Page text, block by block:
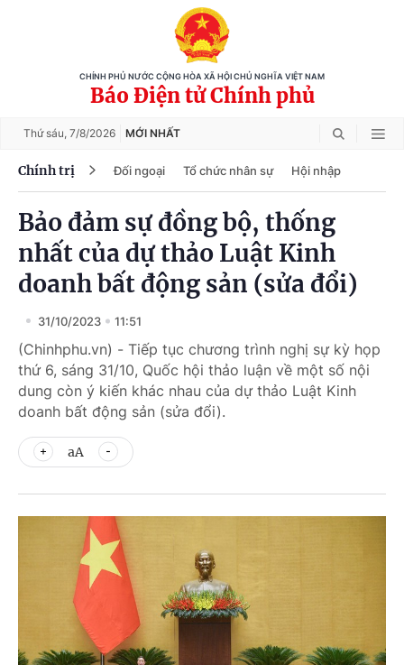
CHÍNH PHỦ NƯỚC CỘNG HÒA XÃ HỘI CHỦ NGHĨA VIỆT NAM
Báo Điện tử Chính phủ
Thứ sáu, 7/8/2026 MỚI NHẤT
Chính trị Đối ngoại Tổ chức nhân sự Hội nhập
Bảo đảm sự đồng bộ, thống
nhất của dự thảo Luật Kinh
doanh bất động sản (sửa đổi)
31/10/2023 11:51
(Chinhphu.vn) - Tiếp tục chương trình nghị sự kỳ họp
thứ 6, sáng 31/10, Quốc hội thảo luận về một số nội
dung còn ý kiến khác nhau của dự thảo Luật Kinh
doanh bất động sản (sửa đổi).
aA